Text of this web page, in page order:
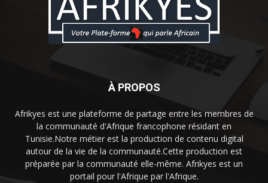
À PROPOS
Afrikyes est une plateforme de partage entre les membres de
la communauté d'Afrique francophone résidant en
Tunisie.Notre métier est la production de contenu digital
autour de la vie de la communauté.Cette production est
préparée par la communauté elle-même. Afrikyes est un
portail pour l'Afrique par l'Afrique.